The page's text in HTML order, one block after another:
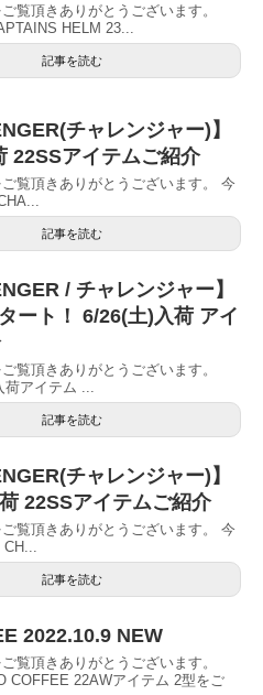
覧頂きありがとうございます。
HELM 23...
記事を読む
チャレンジャー)】
22SSアイテムご紹介
覧頂きありがとうございます。 今
記事を読む
/ チャレンジャー】
ート！ 6/26(土)入荷 アイ
覧頂きありがとうございます。
荷アイテム ...
記事を読む
チャレンジャー)】
22SSアイテムご紹介
覧頂きありがとうございます。 今
CH...
記事を読む
2022.10.9 NEW
覧頂きありがとうございます。
COFFEE 22AWアイテム 2型をご